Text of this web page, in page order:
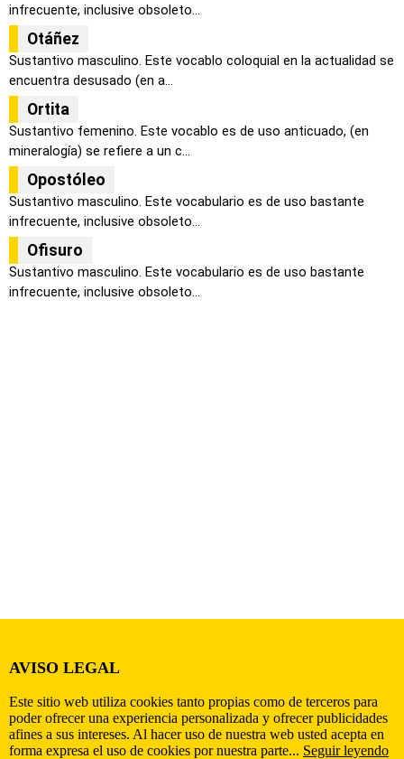
infrecuente, inclusive obsoleto...
Otáñez
Sustantivo masculino. Este vocablo coloquial en la actualidad se
encuentra desusado (en a...
Ortita
Sustantivo femenino. Este vocablo es de uso anticuado, (en
mineralogía) se refiere a un c...
Opostóleo
Sustantivo masculino. Este vocabulario es de uso bastante
infrecuente, inclusive obsoleto...
Ofisuro
Sustantivo masculino. Este vocabulario es de uso bastante
infrecuente, inclusive obsoleto...
AVISO LEGAL
Este sitio web utiliza cookies tanto propias como de terceros para
poder ofrecer una experiencia personalizada y ofrecer publicidades
afines a sus intereses. Al hacer uso de nuestra web usted acepta en
forma expresa el uso de cookies por nuestra parte... Seguir leyendo